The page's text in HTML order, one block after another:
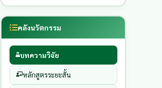
คลังนวัตกรรม
บทความวิจัย
หลักสูตรระยะสั้น